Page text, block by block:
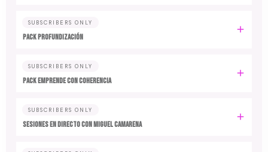
SUBSCRIBERS ONLY
PACK PROFUNDIZACIÓN
SUBSCRIBERS ONLY
PACK EMPRENDE CON COHERENCIA
SUBSCRIBERS ONLY
SESIONES EN DIRECTO CON MIGUEL CAMARENA